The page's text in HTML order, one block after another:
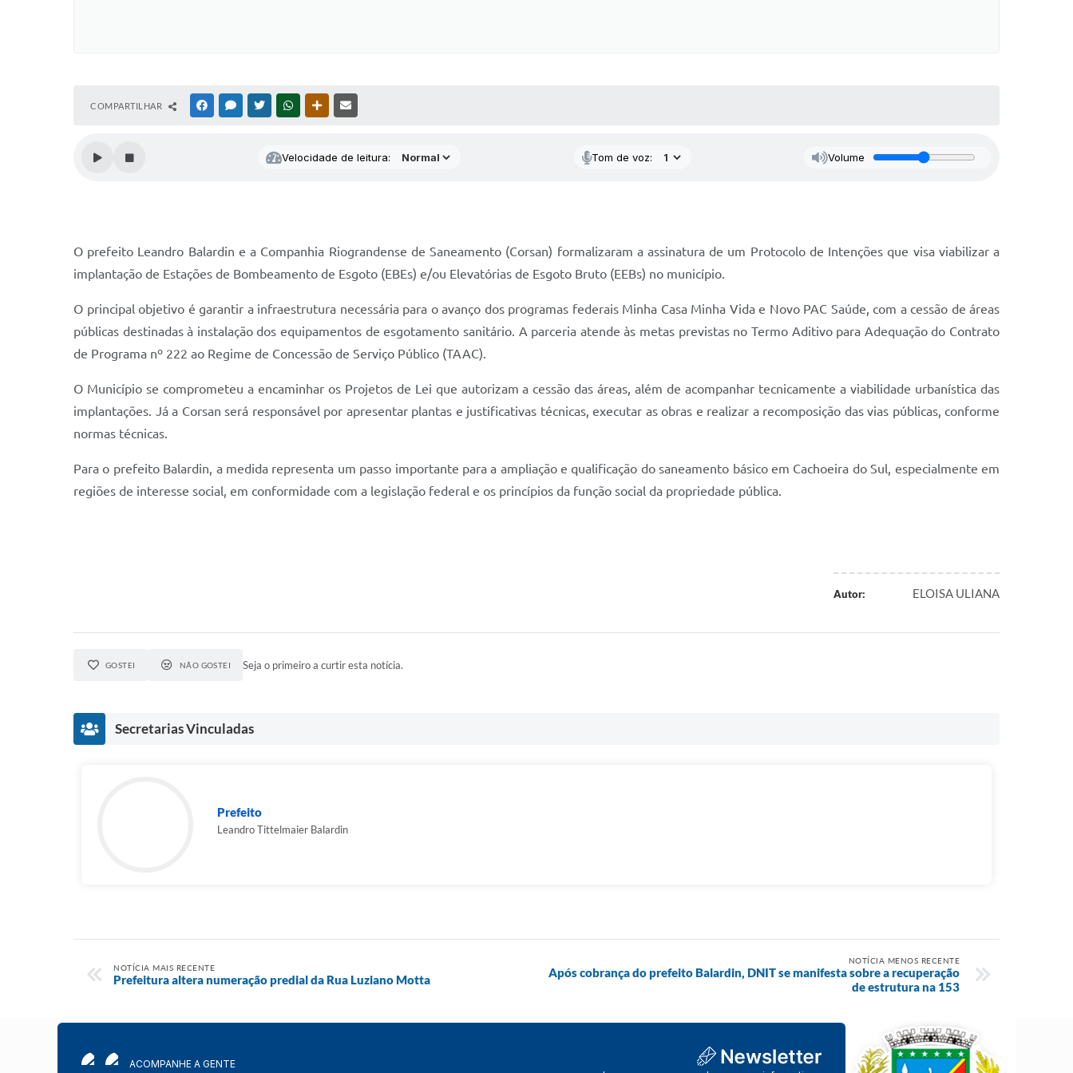
COMPARTILHAR FACEBOOKMESSENGER
TWITTERWHATSAPPOUTRAS MÍDIAS
Velocidade de leitura: Tom de voz: Volume
O prefeito Leandro Balardin e a Companhia Riograndense de Saneamento (Corsan) formalizaram a assinatura de um Protocolo de Intenções que visa viabilizar a
implantação de Estações de Bombeamento de Esgoto (EBEs) e/ou Elevatórias de Esgoto Bruto (EEBs) no município.
O principal objetivo é garantir a infraestrutura necessária para o avanço dos programas federais Minha Casa Minha Vida e Novo PAC Saúde, com a cessão de áreas
públicas destinadas à instalação dos equipamentos de esgotamento sanitário. A parceria atende às metas previstas no Termo Aditivo para Adequação do Contrato
de Programa nº 222 ao Regime de Concessão de Serviço Público (TAAC).
O Município se comprometeu a encaminhar os Projetos de Lei que autorizam a cessão das áreas, além de acompanhar tecnicamente a viabilidade urbanística das
implantações. Já a Corsan será responsável por apresentar plantas e justificativas técnicas, executar as obras e realizar a recomposição das vias públicas, conforme
normas técnicas.
Para o prefeito Balardin, a medida representa um passo importante para a ampliação e qualificação do saneamento básico em Cachoeira do Sul, especialmente em
regiões de interesse social, em conformidade com a legislação federal e os princípios da função social da propriedade pública.
Autor: ELOISA ULIANA
GOSTEI NÃO GOSTEI Seja o primeiro a curtir esta notícia.
Secretarias Vinculadas
Prefeito
Leandro Tittelmaier Balardin
NOTÍCIA MAIS RECENTE
Prefeitura altera numeração predial da Rua Luziano Motta
NOTÍCIA MENOS RECENTE
Após cobrança do prefeito Balardin, DNIT se manifesta sobre a recuperação
de estrutura na 153
ACOMPANHE A GENTE